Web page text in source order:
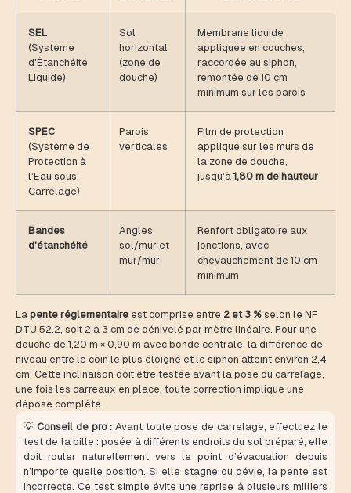
SEL
(Système
d'Étanchéité
Liquide)
Sol
horizontal
(zone de
douche)
Membrane liquide
appliquée en couches,
raccordée au siphon,
remontée de 10 cm
minimum sur les parois
SPEC
(Système de
Protection à
l'Eau sous
Carrelage)
Parois
verticales
Film de protection
appliqué sur les murs de
la zone de douche,
jusqu'à 1,80 m de hauteur
Bandes
d'étanchéité
Angles
sol/mur et
mur/mur
Renfort obligatoire aux
jonctions, avec
chevauchement de 10 cm
minimum
La pente réglementaire est comprise entre 2 et 3 % selon le NF
DTU 52.2, soit 2 à 3 cm de dénivelé par mètre linéaire. Pour une
douche de 1,20 m × 0,90 m avec bonde centrale, la différence de
niveau entre le coin le plus éloigné et le siphon atteint environ 2,4
cm. Cette inclinaison doit être testée avant la pose du carrelage,
une fois les carreaux en place, toute correction implique une
dépose complète.
💡Conseil de pro : Avant toute pose de carrelage, effectuez le
test de la bille : posée à différents endroits du sol préparé, elle
doit rouler naturellement vers le point d’évacuation depuis
n’importe quelle position. Si elle stagne ou dévie, la pente est
incorrecte. Ce test simple évite une reprise à plusieurs milliers